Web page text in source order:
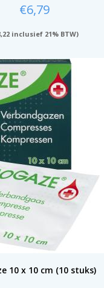
€6,79
inclusief 21% BTW)
10 x 10 cm (10 stuks)